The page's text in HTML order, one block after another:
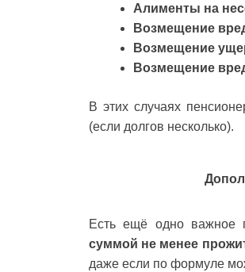
Алименты на
Возмещение
Возмещение
Возмещение
В этих случаях
(если долгов несколько).
Есть ещё одно важное
суммой не менее
даже если по формуле